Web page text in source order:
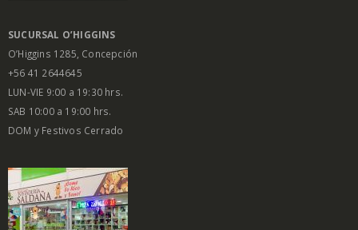
SUCURSAL O’HIGGINS
O’Higgins 1285, Concepción
+56 41 2644645
LUN-VIE 9:00 a 19:30 hrs.
SAB 10:00 a 19:00 hrs.
DOM y Festivos Cerrado